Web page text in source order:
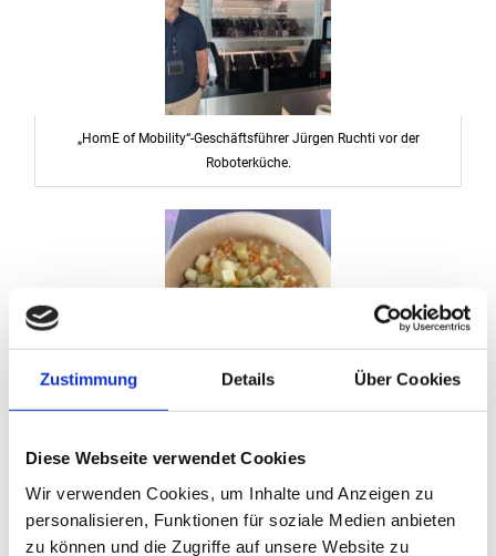
Zustimmung Details Über Cookies
Diese Webseite verwendet Cookies
Wir verwenden Cookies, um Inhalte und Anzeigen zu
personalisieren, Funktionen für soziale Medien anbieten
zu können und die Zugriffe auf unsere Website zu
„HomE of Mobility“-Geschäftsführer Jürgen Ruchti vor der
Roboterküche.